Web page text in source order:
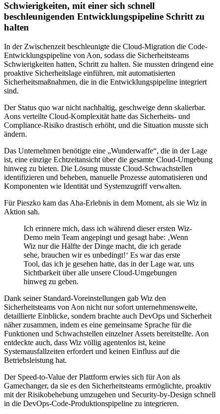
Schwierigkeiten, mit einer sich schnell
beschleunigenden Entwicklungspipeline Schritt zu
halten
In der Zwischenzeit beschleunigte die Cloud-Migration die Code-
Entwicklungspipeline von Aon, sodass die Sicherheitsteams
Schwierigkeiten hatten, Schritt zu halten. Sie mussten dringend eine
proaktive Sicherheitslage einführen, mit automatisierten
Sicherheitsmaßnahmen, die in die Entwicklungspipeline integriert
sind.
Der Status quo war nicht nachhaltig, geschweige denn skalierbar.
Aons verteilte Cloud-Komplexität hatte das Sicherheits- und
Compliance-Risiko drastisch erhöht, und die Situation musste sich
ändern.
Das Unternehmen benötigte eine „Wunderwaffe“, die in der Lage
ist, eine einzige Echtzeitansicht über die gesamte Cloud-Umgebung
hinweg zu bieten. Die Lösung musste Cloud-Schwachstellen
identifizieren und beheben, manuelle Prozesse automatisieren und
Komponenten wie Identität und Systemzugriff verwalten.
Für Pieszko kam das Aha-Erlebnis in dem Moment, als sie Wiz in
Aktion sah.
Ich erinnere mich, dass ich während dieser ersten Wiz-
Demo mein Team angepingt und gesagt habe: ‚Wenn
Wiz nur die Hälfte der Dinge macht, die ich gerade
sehe, brauchen wir es unbedingt!‘ Es war das erste
Tool, das ich je gesehen hatte, das in der Lage war, uns
Sichtbarkeit über alle unsere Cloud-Umgebungen
hinweg zu geben.
Dank seiner Standard-Voreinstellungen gab Wiz den
Sicherheitsteams von Aon nicht nur sofort unternehmensweite,
detaillierte Einblicke, sondern brachte auch DevOps und Sicherheit
näher zusammen, indem es eine gemeinsame Sprache für die
Funktionen und Schwachstellen einzelner Assets bereitstellte. Aon
entdeckte auch, dass Wiz völlig agentenlos ist, keine
Systemausfallzeiten erfordert und keinen Einfluss auf die
Betriebsleistung hat.
Der Speed-to-Value der Plattform erwies sich für Aon als
Gamechanger, da sie es den Sicherheitsteams ermöglichte, proaktiv
mit der Risikobehebung umzugehen und Security-by-Design schnell
in die DevOps-Code-Produktionspipeline zu integrieren.